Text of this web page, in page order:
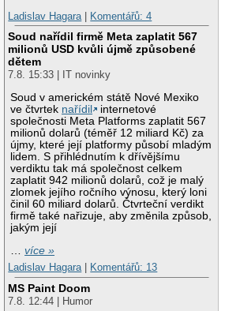
Ladislav Hagara
Komentářů: 4
Soud nařídil firmě Meta zaplatit 567
milionů USD kvůli újmě způsobené
dětem
7.8. 15:33 | IT novinky
Soud v americkém státě Nové Mexiko
ve čtvrtek nařídil
internetové
společnosti Meta Platforms zaplatit 567
milionů dolarů (téměř 12 miliard Kč) za
újmy, které její platformy působí mladým
lidem. S přihlédnutím k dřívějšímu
verdiktu tak má společnost celkem
zaplatit 942 milionů dolarů, což je malý
zlomek jejího ročního výnosu, který loni
činil 60 miliard dolarů. Čtvrteční verdikt
firmě také nařizuje, aby změnila způsob,
jakým její
…více »
Ladislav Hagara| Komentářů: 13
MS Paint Doom
7.8. 12:44 | Humor